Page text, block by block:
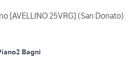
[AVELLINO 25VRG] (San Donato)
2 Bagni